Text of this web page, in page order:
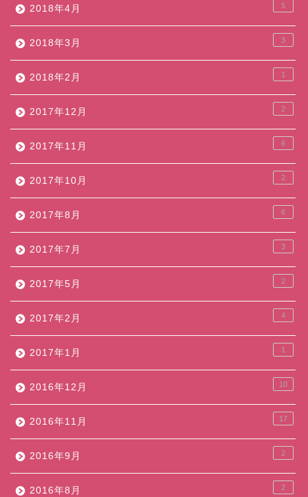
2018年4月 5
2018年3月 3
2018年2月 1
2017年12月 2
2017年11月 6
2017年10月 2
2017年8月 6
2017年7月 3
2017年5月 2
2017年2月 4
2017年1月 1
2016年12月 10
2016年11月 17
2016年9月 2
2016年8月 2